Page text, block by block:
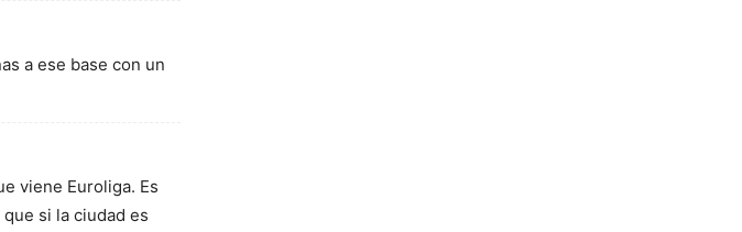
a ese base con un
viene Euroliga. Es
si la ciudad es